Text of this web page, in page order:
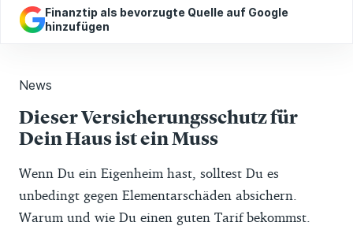
Finanztip als bevorzugte Quelle auf Google
hinzufügen
News
Dieser Versicherungsschutz für
Dein Haus ist ein Muss
Wenn Du ein Eigenheim hast, solltest Du es
unbedingt gegen Elementarschäden absichern.
Warum und wie Du einen guten Tarif bekommst.